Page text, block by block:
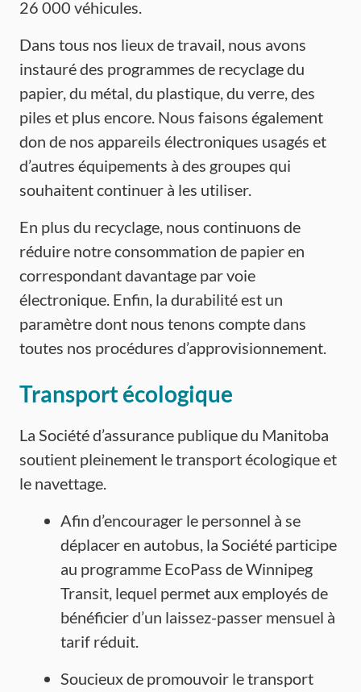
26 000 véhicules.
Dans tous nos lieux de travail, nous avons
instauré des programmes de recyclage du
papier, du métal, du plastique, du verre, des
piles et plus encore. Nous faisons également
don de nos appareils électroniques usagés et
d’autres équipements à des groupes qui
souhaitent continuer à les utiliser.
En plus du recyclage, nous continuons de
réduire notre consommation de papier en
correspondant davantage par voie
électronique. Enfin, la durabilité est un
paramètre dont nous tenons compte dans
toutes nos procédures d’approvisionnement.
Transport écologique
La Société d’assurance publique du Manitoba
soutient pleinement le transport écologique et
le navettage.
Afin d’encourager le personnel à se
déplacer en autobus, la Société participe
au programme EcoPass de Winnipeg
Transit, lequel permet aux employés de
bénéficier d’un laissez-passer mensuel à
tarif réduit.
Soucieux de promouvoir le transport